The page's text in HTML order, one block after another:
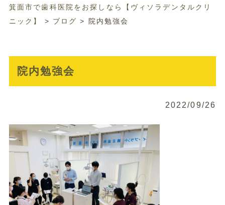
箕面市で歯科医院をお探しなら【ヴィソラデンタルクリ
ニック】
> ブログ > 院内勉強会
院内勉強会
2022/09/26